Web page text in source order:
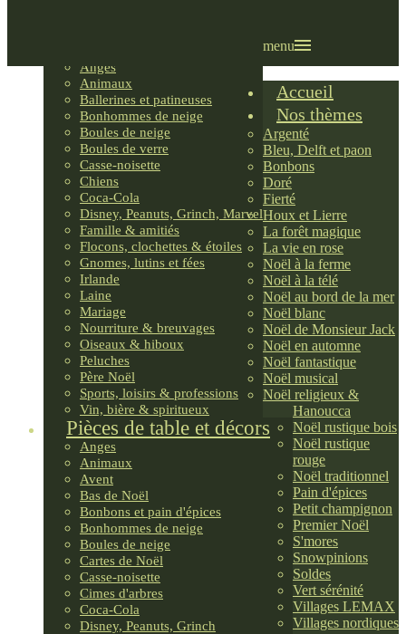
Anges
Animaux
Ballerines et patineuses
Bonhommes de neige
Boules de neige
Boules de verre
Casse-noisette
Chiens
Coca-Cola
Disney, Peanuts, Grinch, Marvel
Famille & amitiés
Flocons, clochettes & étoiles
Gnomes, lutins et fées
Irlande
Laine
Mariage
Nourriture & breuvages
Oiseaux & hiboux
Peluches
Père Noël
Sports, loisirs & professions
Vin, bière & spiritueux
Pièces de table et décors
Anges
Animaux
Avent
Bas de Noël
Bonbons et pain d'épices
Bonhommes de neige
Boules de neige
Cartes de Noël
Casse-noisette
Cimes d'arbres
Coca-Cola
Disney, Peanuts, Grinch
menu
Accueil
Nos thèmes
Argenté
Bleu, Delft et paon
Bonbons
Doré
Fierté
Houx et Lierre
La forêt magique
La vie en rose
Noël à la ferme
Noël à la télé
Noël au bord de la mer
Noël blanc
Noël de Monsieur Jack
Noël en automne
Noël fantastique
Noël musical
Noël religieux &
Hanoucca
Noël rustique bois
Noël rustique
rouge
Noël traditionnel
Pain d'épices
Petit champignon
Premier Noël
S'mores
Snowpinions
Soldes
Vert sérénité
Villages LEMAX
Villages nordiques